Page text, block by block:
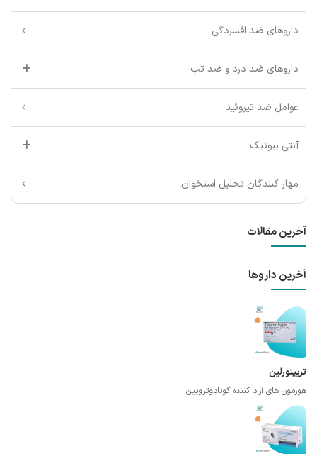
داروهای ضد افسردگی
داروهای ضد درد و ضد تب
عوامل ضد تیروئید
آنتی بیوتیک
مهار کنندگان تحلیل استخوان
آخرین مقالات
آخرین داروها
تریپتورلین
هورمون های آزاد کننده گونادوتروپین